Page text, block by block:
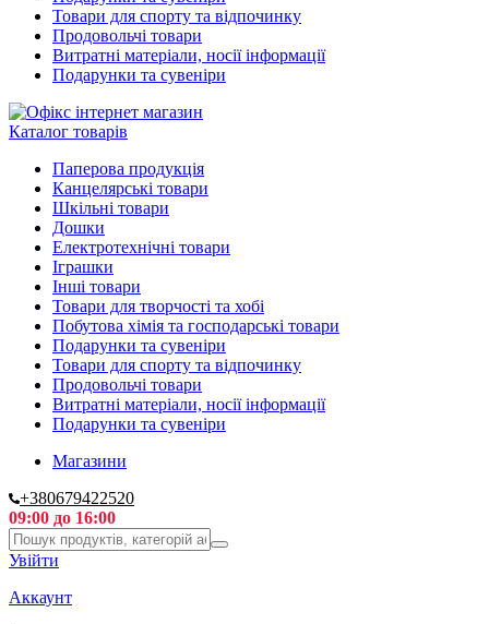
Товари для спорту та відпочинку
Продовольчі товари
Витратні матеріали, носії інформації
Подарунки та сувеніри
Каталог товарів
Паперова продукція
Канцелярські товари
Шкільні товари
Дошки
Електротехнічні товари
Іграшки
Інші товари
Товари для творчості та хобі
Побутова хімія та господарські товари
Подарунки та сувеніри
Товари для спорту та відпочинку
Продовольчі товари
Витратні матеріали, носії інформації
Подарунки та сувеніри
Магазини
+380679422520
09:00 до 16:00
Увійти
Аккаунт